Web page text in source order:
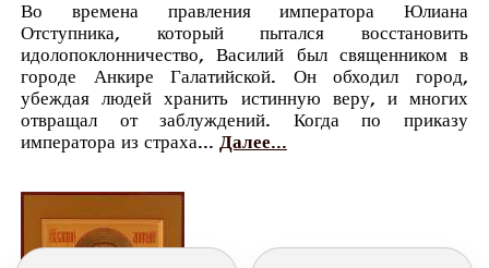
Во времена правления императора Юлиана
Отступника, который пытался восстановить
идолопоклонничество, Василий был священником в
городе Анкире Галатийской. Он обходил город,
убеждая людей хранить истинную веру, и многих
отвращал от заблуждений. Когда по приказу
императора из страха... Далее...